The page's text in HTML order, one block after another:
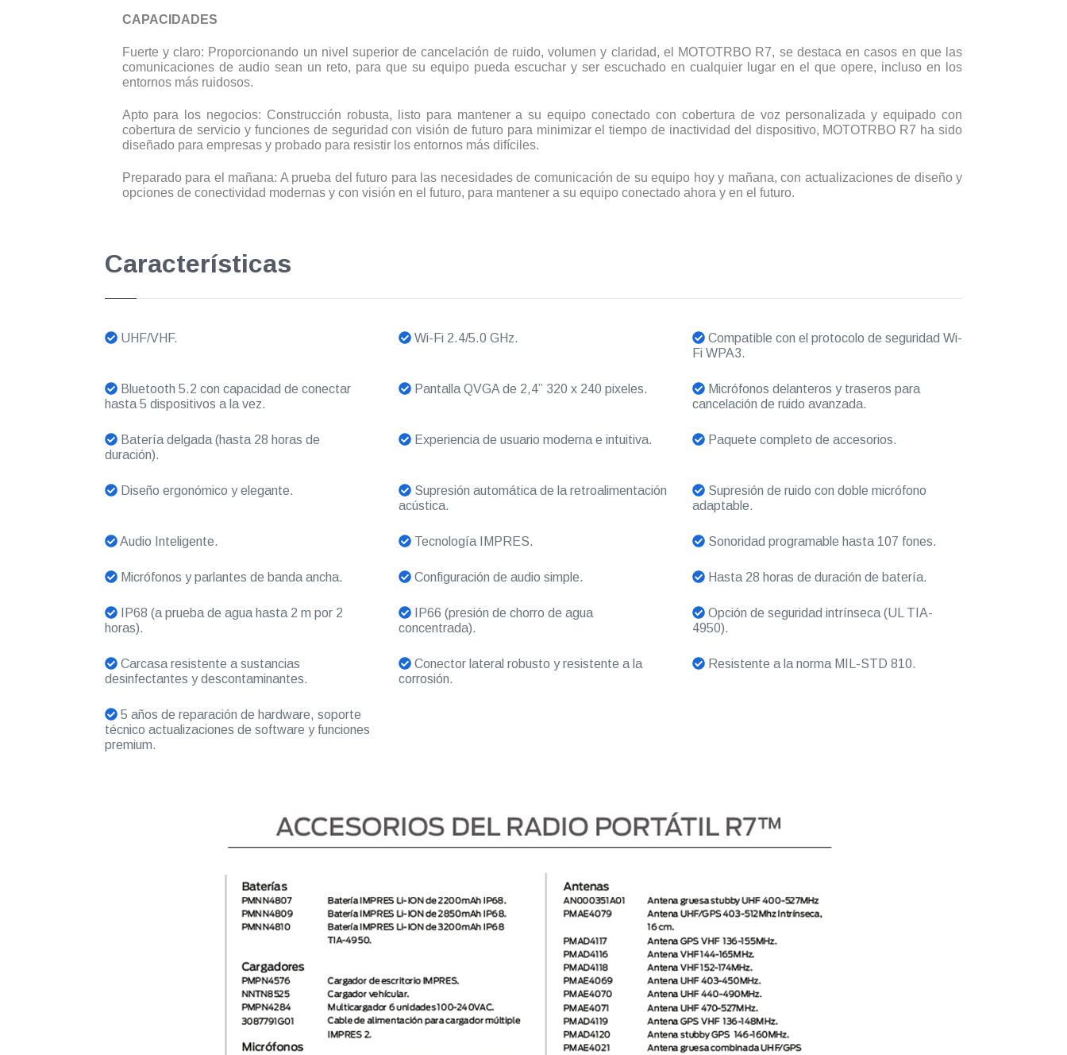
CAPACIDADES
Fuerte y claro: Proporcionando un nivel superior de cancelación de ruido, volumen y claridad, el MOTOTRBO R7, se destaca en casos en que las
comunicaciones de audio sean un reto, para que su equipo pueda escuchar y ser escuchado en cualquier lugar en el que opere, incluso en los
entornos más ruidosos.
Apto para los negocios: Construcción robusta, listo para mantener a su equipo conectado con cobertura de voz personalizada y equipado con
cobertura de servicio y funciones de seguridad con visión de futuro para minimizar el tiempo de inactividad del dispositivo, MOTOTRBO R7 ha sido
diseñado para empresas y probado para resistir los entornos más difíciles.
Preparado para el mañana: A prueba del futuro para las necesidades de comunicación de su equipo hoy y mañana, con actualizaciones de diseño y
opciones de conectividad modernas y con visión en el futuro, para mantener a su equipo conectado ahora y en el futuro.
Características
UHF/VHF. Wi-Fi 2.4/5.0 GHz.
Compatible con el protocolo de seguridad Wi-
Fi WPA3.
Bluetooth 5.2 con capacidad de conectar
hasta 5 dispositivos a la vez.
Pantalla QVGA de 2,4” 320 x 240 pixeles.
Micrófonos delanteros y traseros para
cancelación de ruido avanzada.
Batería delgada (hasta 28 horas de
duración).
Experiencia de usuario moderna e intuitiva. Paquete completo de accesorios.
Diseño ergonómico y elegante.
Supresión automática de la retroalimentación
acústica.
Supresión de ruido con doble micrófono
adaptable.
Audio Inteligente. Tecnología IMPRES. Sonoridad programable hasta 107 fones.
Micrófonos y parlantes de banda ancha. Configuración de audio simple. Hasta 28 horas de duración de batería.
IP68 (a prueba de agua hasta 2 m por 2
horas).
IP66 (presión de chorro de agua
concentrada).
Opción de seguridad intrínseca (UL TIA-
4950).
Carcasa resistente a sustancias
desinfectantes y descontaminantes.
Conector lateral robusto y resistente a la
corrosión.
Resistente a la norma MIL-STD 810.
5 años de reparación de hardware, soporte
técnico actualizaciones de software y funciones
premium.